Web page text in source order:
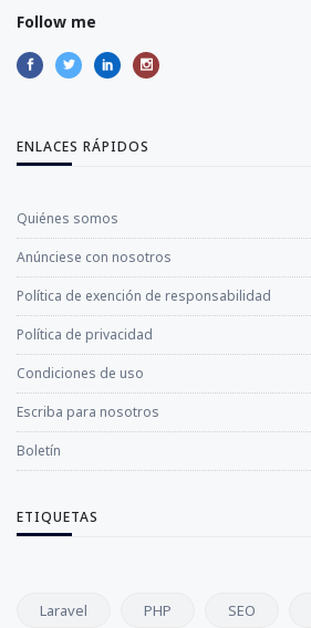
Follow me
ENLACES RÁPIDOS
Quiénes somos
Anúnciese con nosotros
Política de exención de responsabilidad
Política de privacidad
Condiciones de uso
Escriba para nosotros
Boletín
ETIQUETAS
Laravel PHP SEO